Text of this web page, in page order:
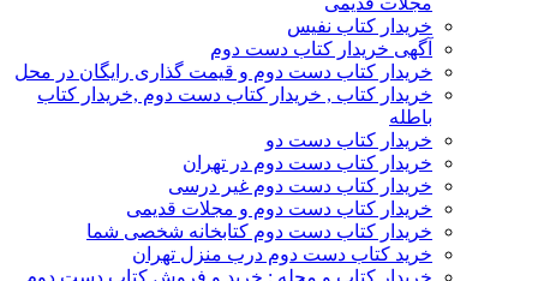
خریدار کتاب نفیس
آگهی خریدار کتاب دست دوم
خریدار کتاب دست دوم و قیمت گذاری رایگان در محل
خریدار کتاب , خریدار کتاب دست دوم ,خریدار کتاب
باطله
خریدار کتاب دست دو
خریدار کتاب دست دوم در تهران
خریدار کتاب دست دوم غیر درسی
خریدار کتاب دست دوم و مجلات قدیمی
خریدار کتاب دست دوم کتابخانه شخصی شما
خرید کتاب دست دوم درب منزل تهران